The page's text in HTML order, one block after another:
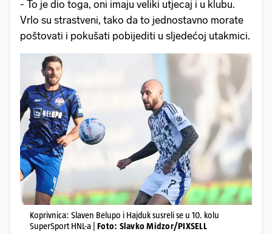
- To je dio toga, oni imaju veliki utjecaj i u klubu.
Vrlo su strastveni, tako da to jednostavno morate
poštovati i pokušati pobijediti u sljedećoj utakmici.
Koprivnica: Slaven Belupo i Hajduk susreli se u 10. kolu
SuperSport HNL-a | Foto: Slavko Midzor/PIXSELL